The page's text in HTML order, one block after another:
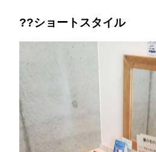
??ショートスタイル